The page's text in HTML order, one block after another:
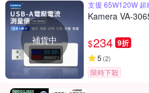
補貨中
支援 65W120W 超
Kamera VA-
$234 9折
5 (2)
限時下殺